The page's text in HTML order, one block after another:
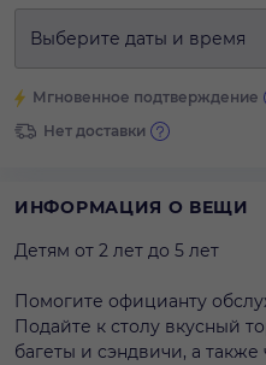
Выберите даты и время
Мгновенное подтверждение
Нет доставки
ИНФОРМАЦИЯ О ВЕЩИ
Детям от 2 лет до 5 лет
Помогите официанту
Подайте к столу вкусный
багеты и сэндвичи, а также